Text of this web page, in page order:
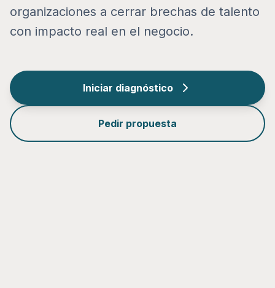
organizaciones a cerrar brechas de talento
con impacto real en el negocio.
Iniciar diagnóstico
Pedir propuesta